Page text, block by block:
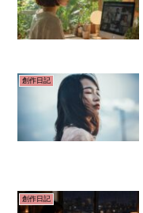
創作日記
創作日記